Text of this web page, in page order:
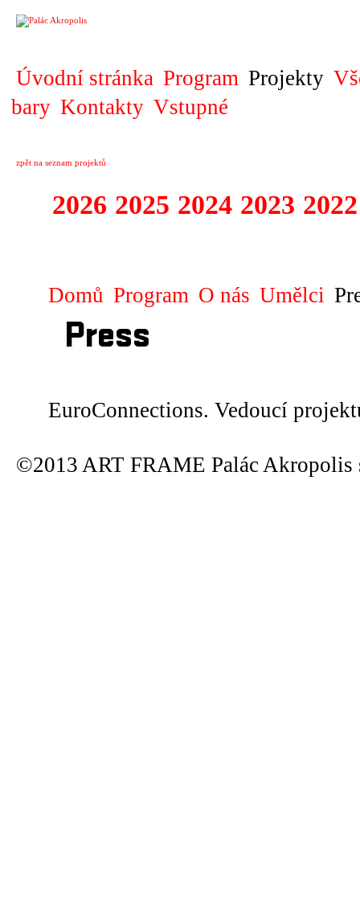
Úvodní stránka Program Projekty
bary Kontakty Vstupné
zpět na seznam projektů
2026 2025 2024 2023 2022
Domů Program O nás Umělci
Press
EuroConnections. Vedoucí
©2013 ART FRAME Palác Akropolis